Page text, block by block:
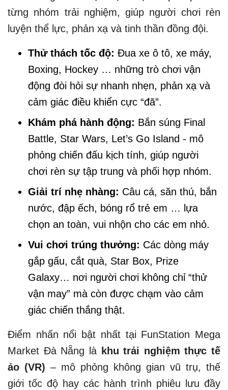
từng nhóm trải nghiệm, giúp người chơi rèn
luyện thể lực, phản xạ và tinh thần đồng đội.
Thử thách tốc độ: Đua xe ô tô, xe máy,
Boxing, Hockey … những trò chơi vận
động đòi hỏi sự nhanh nhẹn, phản xạ và
cảm giác điều khiển cực “đã”.
Khám phá hành động: Bắn súng Final
Battle, Star Wars, Let’s Go Island - mô
phỏng chiến đấu kịch tính, giúp người
chơi rèn sự tập trung và phối hợp nhóm.
Giải trí nhẹ nhàng: Câu cá, săn thú, bắn
nước, đập ếch, bóng rổ trẻ em … lựa
chọn an toàn, vui nhộn cho các em nhỏ.
Vui chơi trúng thưởng: Các dòng máy
gắp gấu, cắt quà, Star Box, Prize
Galaxy… nơi người chơi không chỉ “thử
vận may” mà còn được chạm vào cảm
giác chiến thắng thật.
Điểm nhấn nổi bật nhất tại FunStation Mega
Market Đà Nẵng là khu trải nghiệm thực tế
ảo (VR) – mô phỏng không gian vũ trụ, thế
giới tốc độ hay các hành trình phiêu lưu đầy